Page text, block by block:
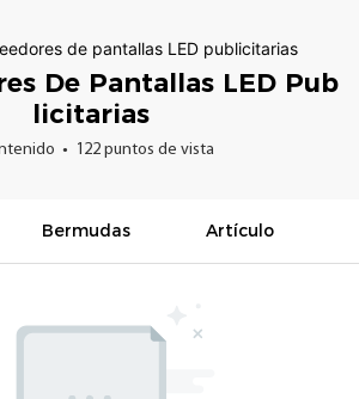
de pantallas LED publicitarias
De Pantallas LED Pub
Licitarias
122 puntos de vista
Bermudas Artículo